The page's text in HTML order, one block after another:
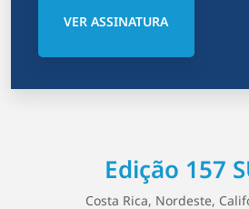
VER ASSINATURA
Edição 157
Costa Rica, Nordeste,